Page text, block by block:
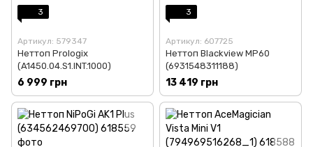
3
Артикул: 579347
Неттоп Prologix
(A1450.04.S1.INT.1000)
6 999 грн
3
Артикул: 607725
Неттоп Blackview MP60
(6931548311188)
13 419 грн